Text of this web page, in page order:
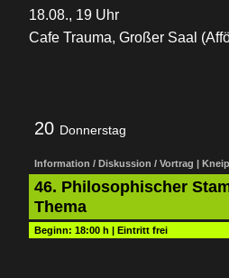
18.08., 19 Uhr
Cafe Trauma, Großer Saal
20 Donnerstag
Information / Diskussion / Vortrag |
46. Philosophischer
Thema
Beginn: 18:00 h | Eintritt frei